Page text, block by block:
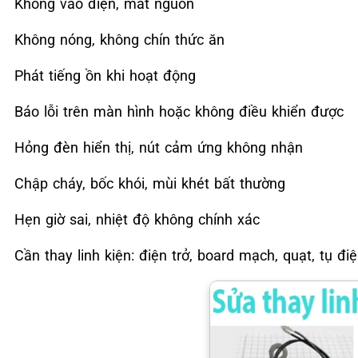
Không nóng, không chín thức ăn
Phát tiếng ồn khi hoạt động
Báo lỗi trên màn hình hoặc không điều khiển được
Hỏng đèn hiển thị, nút cảm ứng không nhận
Chập cháy, bốc khói, mùi khét bất thường
Hẹn giờ sai, nhiệt độ không chính xác
Cần thay linh kiện: điện trở, board mạch, quạt, tụ